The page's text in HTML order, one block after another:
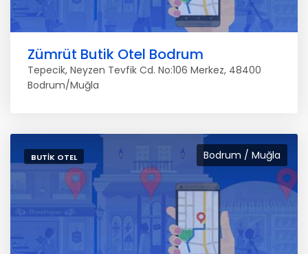
Zümrüt Butik Otel Bodrum
Tepecik, Neyzen Tevfik Cd. No:106 Merkez, 48400
Bodrum/Muğla
Bodrum / Muğla
BUTIK OTEL